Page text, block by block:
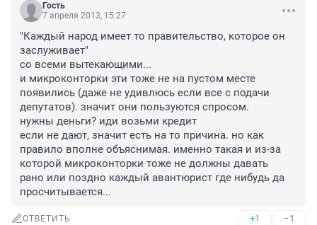
Гость
7 апреля 2013, 15:27
"Каждый народ имеет то правительство, которое он
заслуживает"
со всеми вытекающими...
и микроконторки эти тоже не на пустом месте
появились (даже не удивлюсь если все с подачи
депутатов). значит они пользуются спросом.
нужны деньги? иди возьми кредит
если не дают, значит есть на то причина. но как
правило вполне объяснимая. именно такая и из-за
которой микроконторки тоже не должны давать
рано или поздно каждый авантюрист где нибудь да
просчитывается...
ОТВЕТИТЬ +1 –1